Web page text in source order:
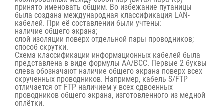
принято именовать общим. Во избежание путаницы
была создана международная классификация LAN-
кабелей. При её составлении были учтены:
наличие общего экрана;
слой изоляции поверх отдельной пары проводников;
способ скрутки.
Схема классификации информационных кабелей была
представлена в виде формулы AA/BCC. Первые 2 буквы
слева обозначают наличие общего экрана поверх всех
скрученных проводников. Например, кабель S/FTP
отличается от FTP наличием у всех сдвоенных
проводников общего экрана, изготовленного из медной
оплётки.